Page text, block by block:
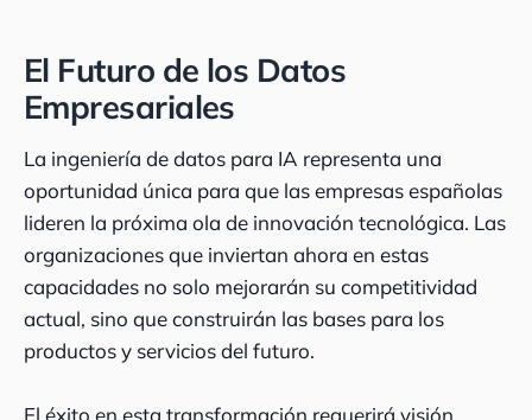
El Futuro de los Datos
Empresariales
La ingeniería de datos para IA representa una
oportunidad única para que las empresas españolas
lideren la próxima ola de innovación tecnológica. Las
organizaciones que inviertan ahora en estas
capacidades no solo mejorarán su competitividad
actual, sino que construirán las bases para los
productos y servicios del futuro.
El éxito en esta transformación requerirá visión